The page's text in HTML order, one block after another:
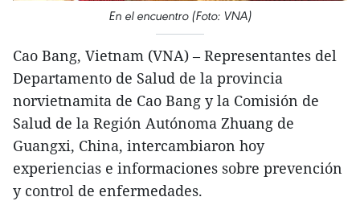
En el encuentro (Foto: VNA)
Cao Bang, Vietnam (VNA) – Representantes del
Departamento de Salud de la provincia
norvietnamita de Cao Bang y la Comisión de
Salud de la Región Autónoma Zhuang de
Guangxi, China, intercambiaron hoy
experiencias e informaciones sobre prevención
y control de enfermedades.